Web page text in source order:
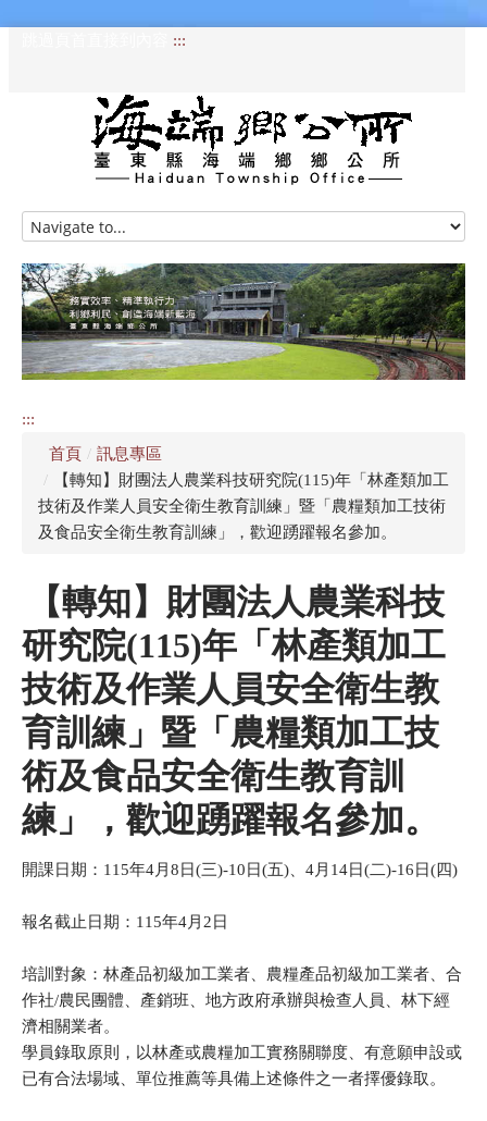
:::
HOME
訊息專區
認識海端
公所介紹
資訊公開專區
:::
首頁 / 訊息專區
/
【轉知】財團法人農業科技研究院(115)年「林產類加工
技術及作業人員安全衛生教育訓練」暨「農糧類加工技術
及食品安全衛生教育訓練」，歡迎踴躍報名參加。
【轉知】財團法人農業科技
研究院(115)年「林產類加工
技術及作業人員安全衛生教
育訓練」暨「農糧類加工技
術及食品安全衛生教育訓
練」，歡迎踴躍報名參加。
開課日期：115年4月8日(三)-10日(五)、4月14日(二)-16日(四)
報名截止日期：115年4月2日
培訓對象：林產品初級加工業者、農糧產品初級加工業者、合
作社/農民團體、產銷班、地方政府承辦與檢查人員、林下經
濟相關業者。
學員錄取原則，以林產或農糧加工實務關聯度、有意願申設或
已有合法場域、單位推薦等具備上述條件之一者擇優錄取。